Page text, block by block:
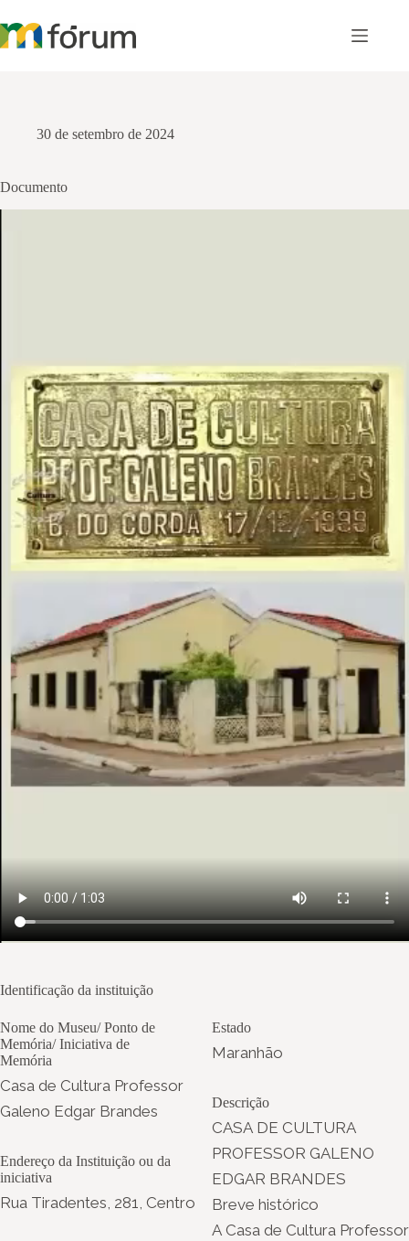
para
o
30 de setembro de 2024
Documento
Identificação da instituição
Nome do Museu/ Ponto de
Memória/ Iniciativa de
Memória
Casa de Cultura Professor
Galeno Edgar Brandes
Endereço da Instituição ou da
iniciativa
Rua Tiradentes, 281, Centro
Estado
Maranhão
Descrição
CASA DE CULTURA
PROFESSOR GALENO
EDGAR BRANDES
Breve histórico
A Casa de Cultura Professor